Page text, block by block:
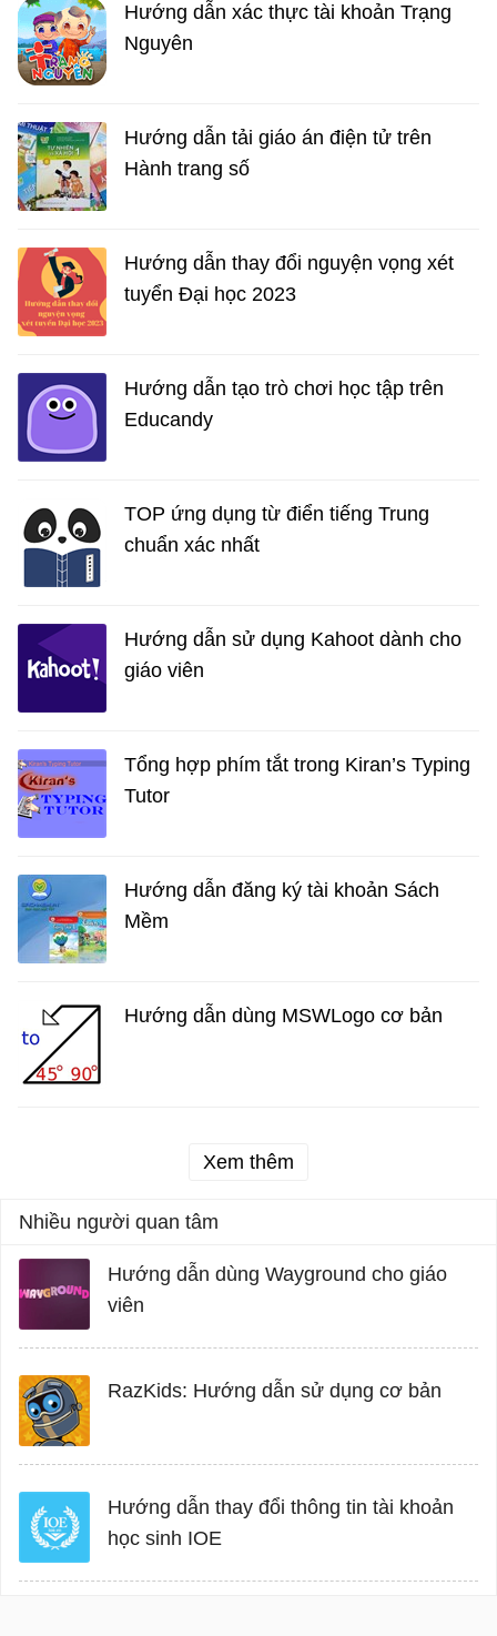
Hướng dẫn xác thực tài khoản Trạng
Nguyên
Hướng dẫn tải giáo án điện tử trên
Hành trang số
Hướng dẫn thay đổi nguyện vọng xét
tuyển Đại học 2023
Hướng dẫn tạo trò chơi học tập trên
Educandy
TOP ứng dụng từ điển tiếng Trung
chuẩn xác nhất
Hướng dẫn sử dụng Kahoot dành cho
giáo viên
Tổng hợp phím tắt trong Kiran’s Typing
Tutor
Hướng dẫn đăng ký tài khoản Sách
Mềm
Hướng dẫn dùng MSWLogo cơ bản
Xem thêm
Nhiều người quan tâm
Hướng dẫn dùng Wayground cho giáo
viên
RazKids: Hướng dẫn sử dụng cơ bản
Hướng dẫn thay đổi thông tin tài khoản
học sinh IOE